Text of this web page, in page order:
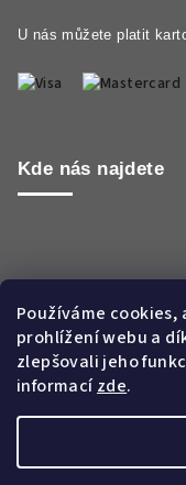
Používáme cookies,
prohlížení webu a
zlepšovali jeho
informacízde.
U nás můžete platit
Kde nás najdete